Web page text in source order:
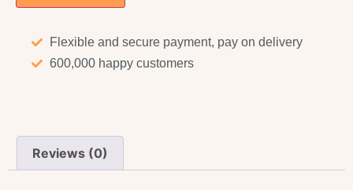
Flexible and secure payment, pay on delivery
600,000 happy customers
Reviews (0)